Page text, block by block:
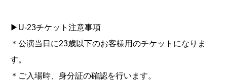
▶U-23チケット注意事項
＊公演当日に23歳以下のお客様用のチケットになりま
す。
＊ご入場時、身分証の確認を行います。